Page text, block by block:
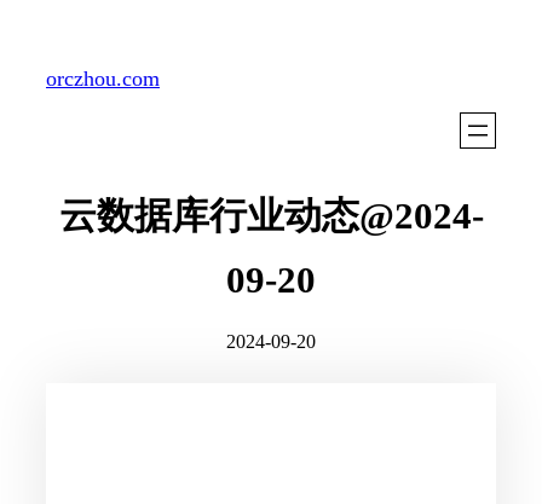
orczhou.com
云数据库行业动态@2024-
09-20
2024-09-20